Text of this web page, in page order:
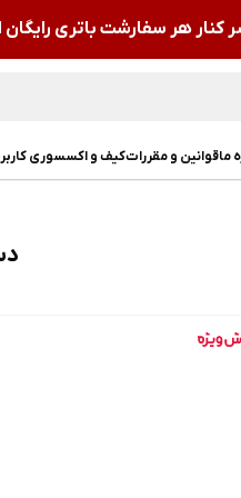
کنار هر سفارشت باتری
ماقوانین و مقرراتکیف و اکسسوری